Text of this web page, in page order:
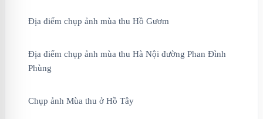
Địa điểm chụp ảnh mùa thu Hồ Gươm
Địa điểm chụp ảnh mùa thu Hà Nội đường Phan Đình
Phùng
Chụp ảnh Mùa thu ở Hồ Tây